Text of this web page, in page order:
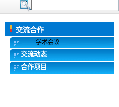
交流合作
学术会议
交流动态
合作项目